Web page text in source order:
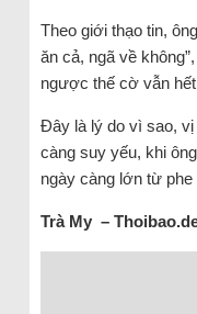
Theo giới thạo tin,
ăn cả, ngã về
ngược thế cờ vẫn
Đây là lý do vì sao,
càng suy yếu, khi
ngày càng lớn từ
Trà My –